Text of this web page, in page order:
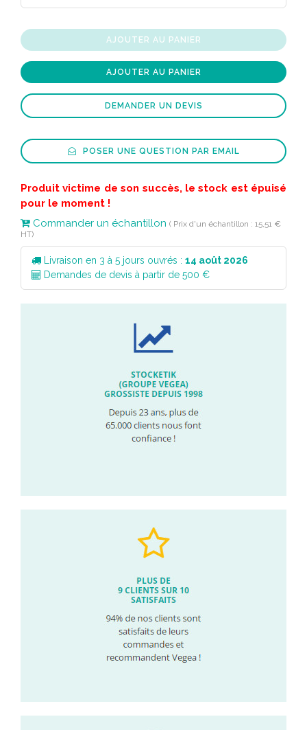
AJOUTER AU PANIER
AJOUTER AU PANIER
DEMANDER UN DEVIS
POSER UNE QUESTION PAR EMAIL
Produit victime de son succès, le stock est épuisé
pour le moment !
Commander un échantillon ( Prix d'un échantillon : 15,51 €
HT)
Livraison en 3 à 5 jours ouvrés : 14 août 2026
Demandes de devis à partir de 500 €